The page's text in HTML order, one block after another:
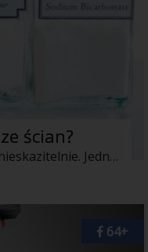
ścian?
Na pewno chciałabyś, że by Twoje ściany zawsze prezentowały się nieskazitelnie. Jednak doświadczenie pokazuje, że niestety nierzadko pojawiają się na nich bardzo nieestetyczne tłuste plamy. Czy oznacza to przymus malowania? Niekoniecznie! Użyj sprawdzonych sposobów i walcz z plamami na ścianach
64+